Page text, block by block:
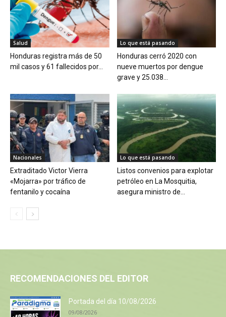
Salud
Honduras registra más de 50
mil casos y 61 fallecidos por...
Lo que está pasando
Honduras cerró 2020 con
nueve muertos por dengue
grave y 25.038...
Nacionales
Extraditado Victor Vierra
«Mojarra» por tráfico de
fentanilo y cocaína
Lo que está pasando
Listos convenios para explotar
petróleo en La Mosquitia,
asegura ministro de...
RECOMENDACIONES DEL EDITOR
Portada del día 10/08/2026
09/08/2026